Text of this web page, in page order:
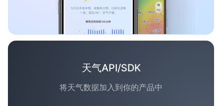
天气API/SDK
将天气数据加入到你的产品中